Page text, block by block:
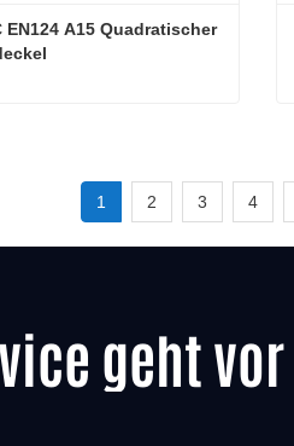
EN124 A15 Quadratischer
1 2 3 4
geht vor